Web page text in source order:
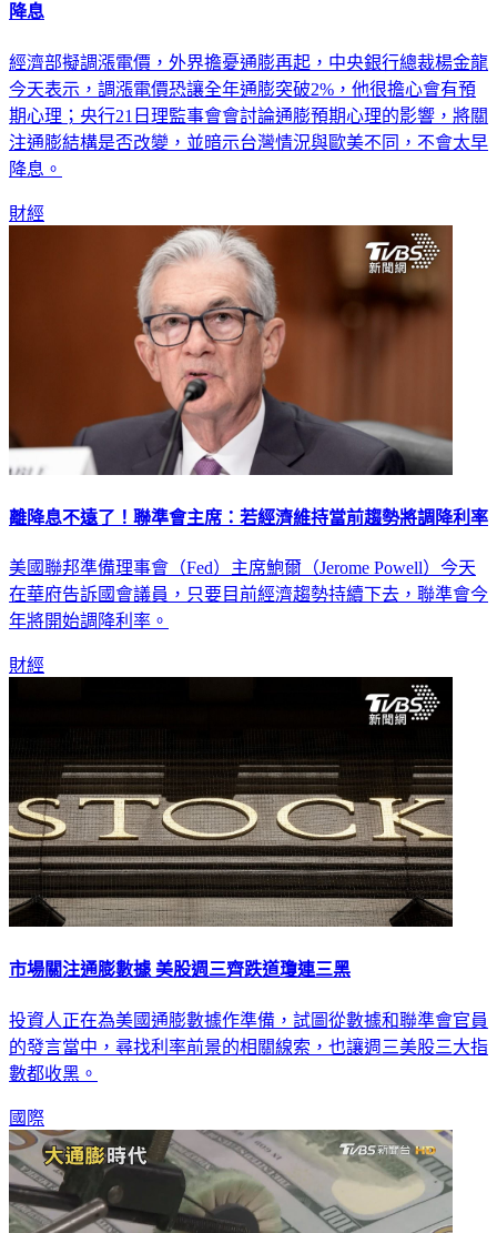
電價調漲在即「通膨恐飆破2%」 央行總裁暗示：不會太早
經濟部擬調漲電價，外界擔憂通膨再起，中央銀行總裁楊金龍
今天表示，調漲電價恐讓全年通膨突破2%，他很擔心會有預
期心理；央行21日理監事會會討論通膨預期心理的影響，將關
注通膨結構是否改變，並暗示台灣情況與歐美不同，不會太早
美國聯邦準備理事會（Fed）主席鮑爾（Jerome Powell）今天
在華府告訴國會議員，只要目前經濟趨勢持續下去，聯準會今
投資人正在為美國通膨數據作準備，試圖從數據和聯準會官員
的發言當中，尋找利率前景的相關線索，也讓週三美股三大指
國際